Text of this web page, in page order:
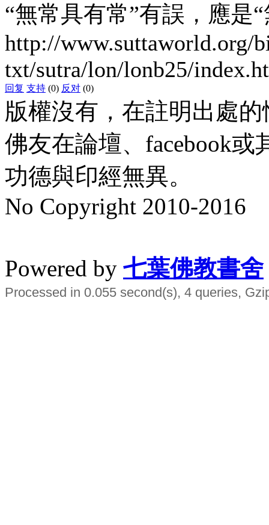
“無常具有常”有誤，應是
http://www.suttaworld.org/
txt/sutra/lon/lonb25/
回复 支持 (0) 反对 (0)
版權沒有，在註明出處
佛友在論壇、facebook
功德與印經無異。
No Copyright 2010-2016
Powered by 七葉佛教書舍
Processed in 0.055 second(s), 4 queries,